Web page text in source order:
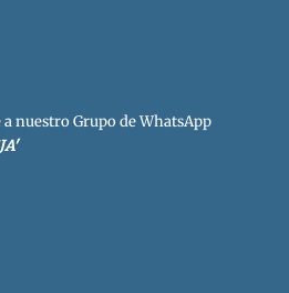
nuestro Grupo de WhatsApp